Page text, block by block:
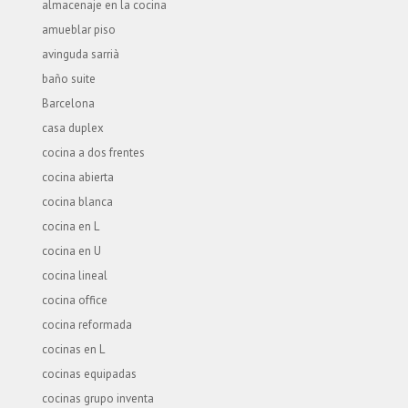
almacenaje en la cocina
amueblar piso
avinguda sarrià
baño suite
Barcelona
casa duplex
cocina a dos frentes
cocina abierta
cocina blanca
cocina en L
cocina en U
cocina lineal
cocina office
cocina reformada
cocinas en L
cocinas equipadas
cocinas grupo inventa